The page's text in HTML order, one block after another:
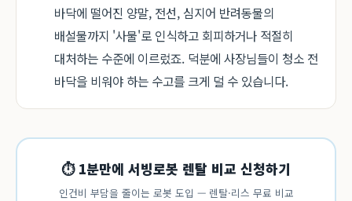
바닥에 떨어진 양말, 전선, 심지어 반려동물의
배설물까지 '사물'로 인식하고 회피하거나 적절히
대처하는 수준에 이르렀죠. 덕분에 사장님들이 청소 전
바닥을 비워야 하는 수고를 크게 덜 수 있습니다.
⏱ 1분만에 서빙로봇 렌탈 비교 신청하기
인건비 부담을 줄이는 로봇 도입 — 렌탈·리스 무료 비교